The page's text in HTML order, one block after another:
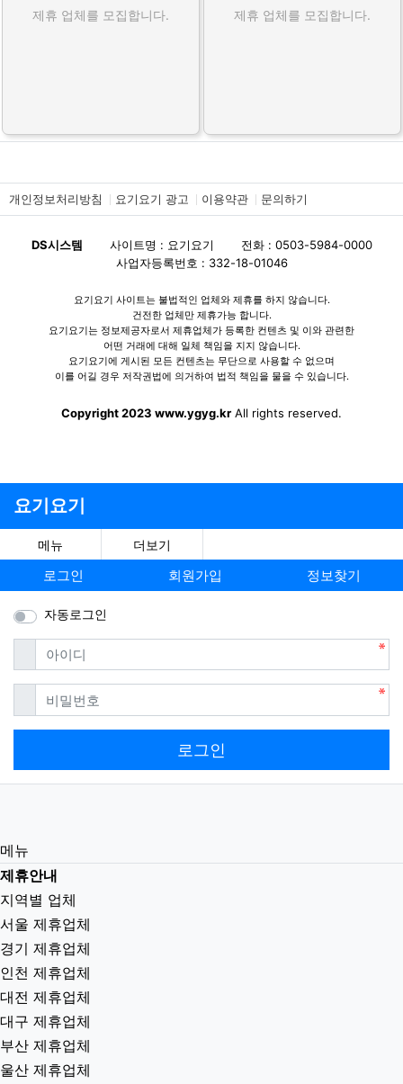
개인정보처리방침 요기요기 광고 이용약관 문의하기
사이트명 : 요기요기
전화 : 0503-5984-0000
사업자등록번호 : 332-18-01046
건전한 업체만 제휴가능 합니다.
Copyright 2023 www.ygyg.kr
요기요기
메뉴 더보기
로그인 회원가입 정보찾기
자동로그인
메뉴
제휴안내
지역별 업체
서울 제휴업체
경기 제휴업체
인천 제휴업체